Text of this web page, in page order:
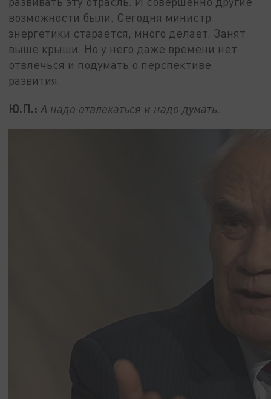
возможности были. Сегодня министр
энергетики старается, много делает. Занят
выше крыши. Но у него даже времени нет
отвлечься и подумать о перспективе
развития.
Ю.П.:А надо отвлекаться и надо думать.